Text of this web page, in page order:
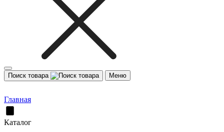
Поиск товара Меню
Главная
Каталог